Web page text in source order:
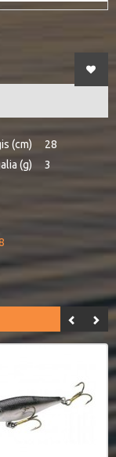
(cm)
28
(g)
3